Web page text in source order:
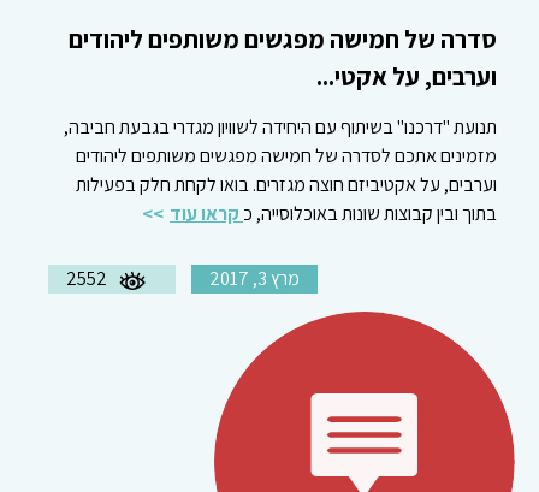
סדרה של חמישה מפגשים משותפים ליהודים
וערבים, על אקטי...
תנועת "דרכנו" בשיתוף עם היחידה לשוויון מגדרי בגבעת חביבה,
מזמינים אתכם לסדרה של חמישה מפגשים משותפים ליהודים
וערבים, על אקטיביזם חוצה מגזרים. בואו לקחת חלק בפעילות
בתוך ובין קבוצות שונות באוכלוסייה, כ קראו עוד
מרץ 3, 2017 2552